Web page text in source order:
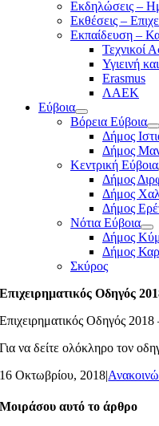
Εκδηλώσεις –
Εκθέσεις –
Εκπαίδευση –
Τεχνικοί
Υγιεινή
Erasmus
ΛΑΕΚ
Εύβοια
Βόρεια Εύβοια
Δήμος
Δήμος
Κεντρική Εύβοια
Δήμος
Δήμος
Δήμος
Νότια Εύβοια
Δήμος
Δήμος
Σκύρος
Επιχειρηματικός Οδηγός
Επιχειρηματικός Οδηγός
Για να δείτε ολόκληρο τον
16 Οκτωβρίου, 2018|
Μοιράσου αυτό το άρθρο